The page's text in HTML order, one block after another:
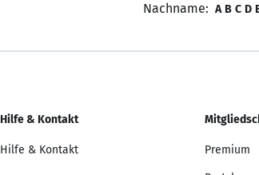
Nachname: A B C D
Hilfe & Kontakt
Hilfe & Kontakt Premium